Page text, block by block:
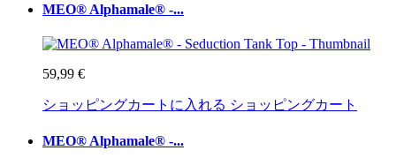
MEO® Alphamale® -...
59,99 €
ショッピングカートに入れる ショッピングカート
MEO® Alphamale® -...